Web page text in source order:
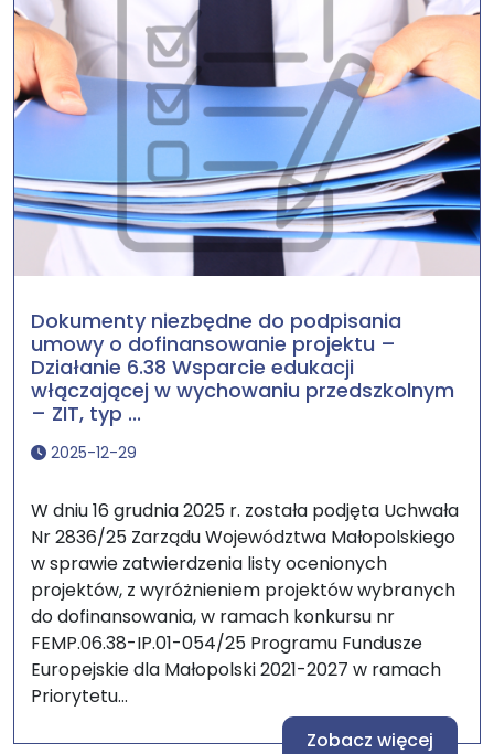
Dokumenty niezbędne do podpisania
umowy o dofinansowanie projektu –
Działanie 6.38 Wsparcie edukacji
włączającej w wychowaniu przedszkolnym
– ZIT, typ ...
2025-12-29
W dniu 16 grudnia 2025 r. została podjęta Uchwała
Nr 2836/25 Zarządu Województwa Małopolskiego
w sprawie zatwierdzenia listy ocenionych
projektów, z wyróżnieniem projektów wybranych
do dofinansowania, w ramach konkursu nr
FEMP.06.38-IP.01-054/25 Programu Fundusze
Europejskie dla Małopolski 2021-2027 w ramach
Priorytetu...
Zobacz więcej